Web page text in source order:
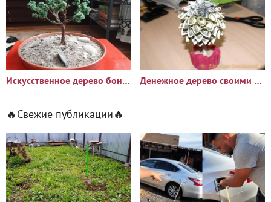
Искусственное дерево бонсаи своими руками Денежное дерево своими руками
🔥Свежие публикации🔥